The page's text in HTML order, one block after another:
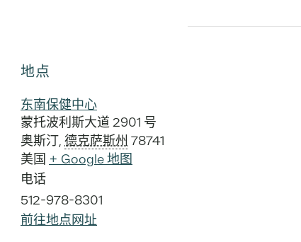
地点
东南保健中心
蒙托波利斯大道 2901 号
奥斯汀 德克萨斯州 78741
美国 + Google 地图
电话
512-978-8301
前往地点网址